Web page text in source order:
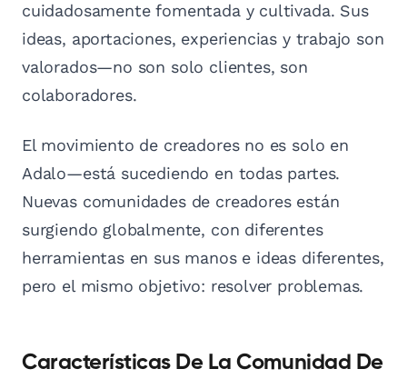
cuidadosamente fomentada y cultivada. Sus
ideas, aportaciones, experiencias y trabajo son
valorados—no son solo clientes, son
colaboradores.
El movimiento de creadores no es solo en
Adalo—está sucediendo en todas partes.
Nuevas comunidades de creadores están
surgiendo globalmente, con diferentes
herramientas en sus manos e ideas diferentes,
pero el mismo objetivo: resolver problemas.
Características De La Comunidad De